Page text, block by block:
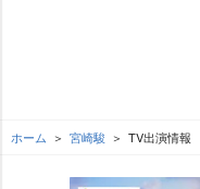
ホーム 宮崎駿 TV出演情報